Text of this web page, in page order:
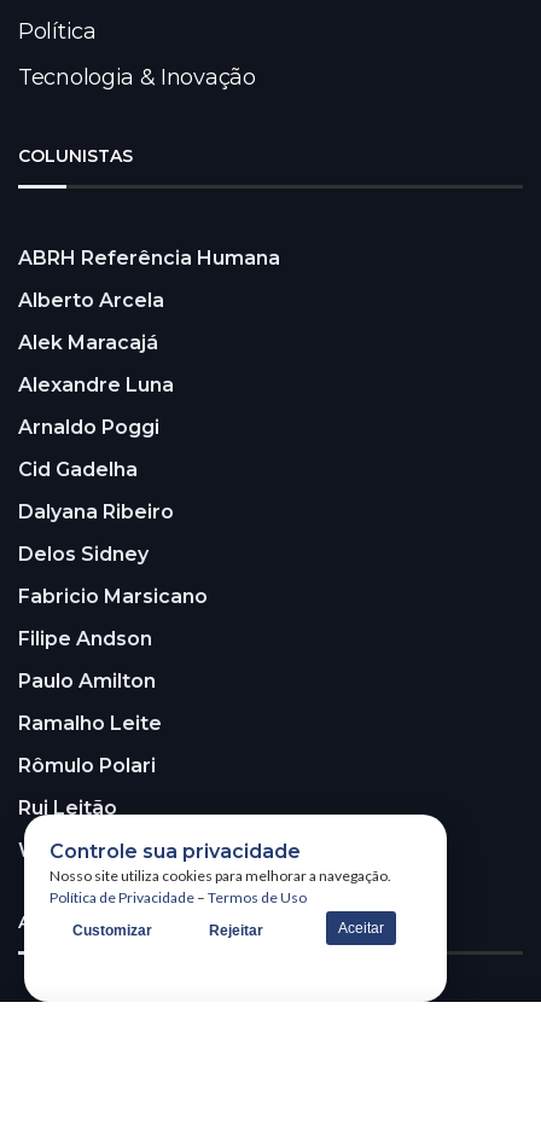
Política
Tecnologia & Inovação
COLUNISTAS
ABRH Referência Humana
Alberto Arcela
Alek Maracajá
Alexandre Luna
Arnaldo Poggi
Cid Gadelha
Dalyana Ribeiro
Delos Sidney
Fabricio Marsicano
Filipe Andson
Paulo Amilton
Ramalho Leite
Rômulo Polari
Rui Leitão
Walter Santos
ASSINE A NOSSA NEWSLETTER!
Controle sua privacidade
Nosso site utiliza cookies para melhorar a navegação.
Política de Privacidade – Termos de Uso
Customizar Rejeitar Aceitar